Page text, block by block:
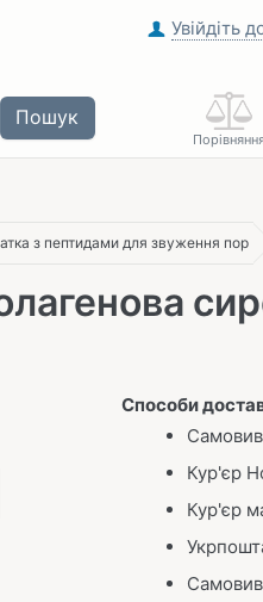
Увійдіть
Пошук
з пептидами для звуження пор
Способи
Кур'єр
Кур'єр